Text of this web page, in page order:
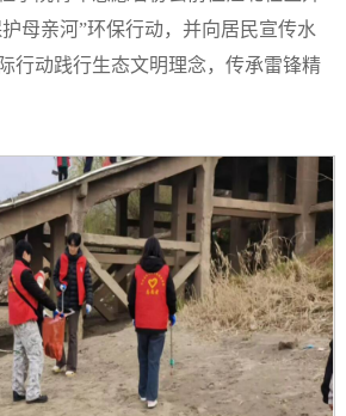
母亲河”环保行动，并向居民宣传水
行动践行生态文明理念，传承雷锋精